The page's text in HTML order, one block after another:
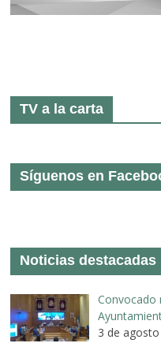
TV a la carta
Síguenos en
Noticias destacadas
Convocado
3 de